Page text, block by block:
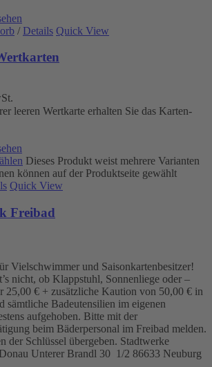
/ Details Quick View
leeren Wertkarte erhalten Sie das Karten-
Dieses Produkt weist mehrere Varianten
können auf der Produktseite gewählt
Quick View
Freibad
Vielschwimmer und Saisonkartenbesitzer!
nicht, ob Klappstuhl, Sonnenliege oder –
25,00 € + zusätzliche Kaution von 50,00 € in
sämtliche Badeutensilien im eigenen
aufgehoben. Bitte mit der
beim Bäderpersonal im Freibad melden.
der Schlüssel übergeben. Stadtwerke
Unterer Brandl 30 1/2 86633 Neuburg